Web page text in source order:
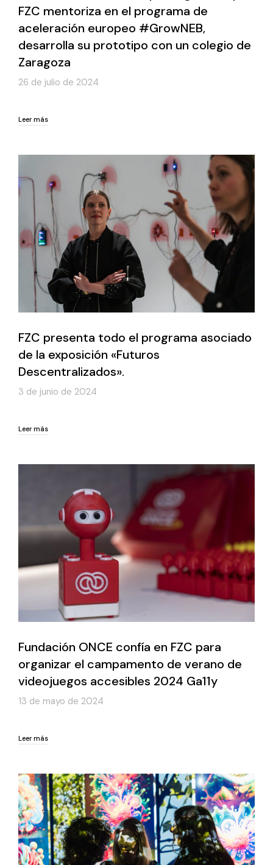
FZC mentoriza en el programa de
aceleración europeo #GrowNEB,
desarrolla su prototipo con un colegio de
Zaragoza
26 de julio de 2024
Leer más
FZC presenta todo el programa asociado
de la exposición «Futuros
Descentralizados».
3 de junio de 2024
Leer más
Fundación ONCE confía en FZC para
organizar el campamento de verano de
videojuegos accesibles 2024 Ga11y
13 de mayo de 2024
Leer más